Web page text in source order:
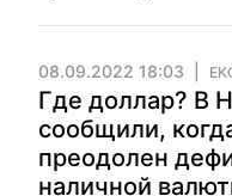
08.09.2022 18:03
Где доллар? В
сообщили,
преодолен
наличной